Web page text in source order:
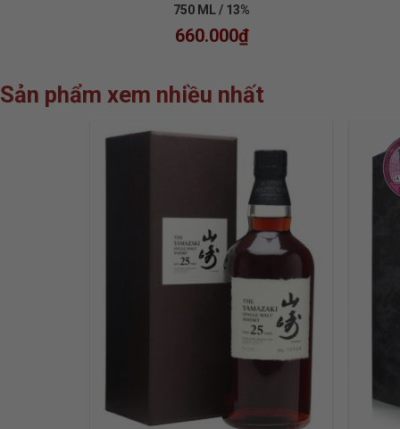
750 ML / 13%
660.000₫
Sản phẩm xem nhiều nhất
ADD TO
WISHLIST